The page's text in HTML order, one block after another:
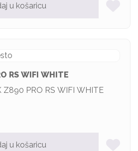
u košaricu
RS WIFI WHITE
Z890 PRO RS WIFI WHITE
u košaricu